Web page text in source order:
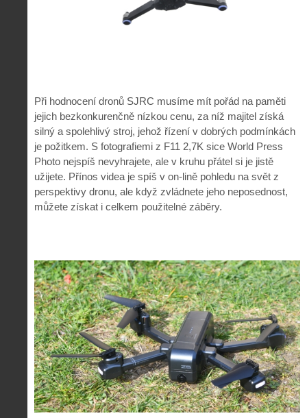
Při hodnocení dronů SJRC musíme mít pořád na paměti
jejich bezkonkurenčně nízkou cenu, za níž majitel získá
silný a spolehlivý stroj, jehož řízení v dobrých podmínkách
je požitkem. S fotografiemi z F11 2,7K sice World Press
Photo nejspíš nevyhrajete, ale v kruhu přátel si je jistě
užijete. Přínos videa je spíš v on-lině pohledu na svět z
perspektivy dronu, ale když zvládnete jeho neposednost,
můžete získat i celkem použitelné záběry.